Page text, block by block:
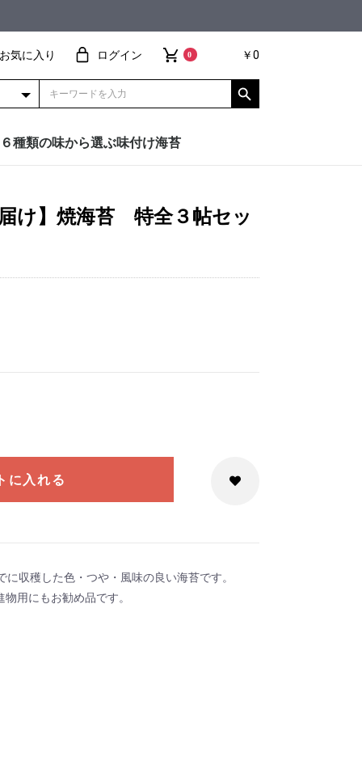
お気に入り ログイン 0 ￥0
６種類の味から選ぶ味付け海苔
甘辛醤油
わさび
鰹節
オリーブ＆ソルト
バター
瀬戸内レモン
け】焼海苔 特全３帖セッ
に入れる
収穫した色・つや・風味の良い海苔です。
用にもお勧め品です。